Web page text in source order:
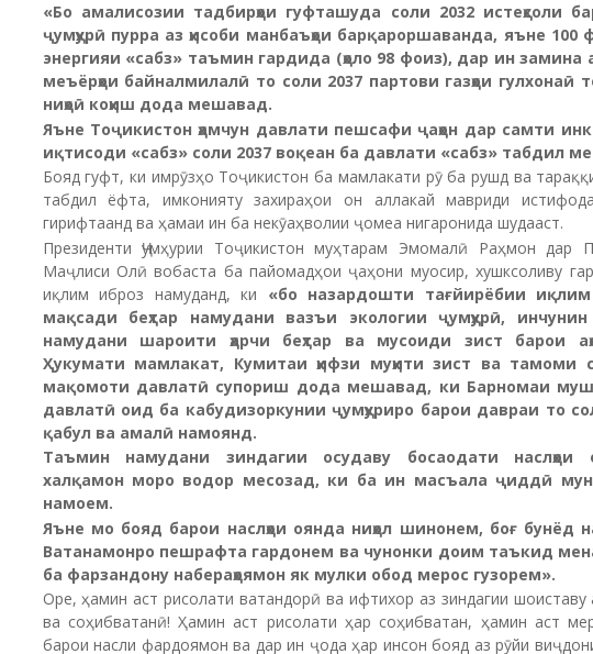
«Бо амалисозии тадбирҳои гуфташуда соли 2032 истеҳсоли
ҷумҳурӣ пурра аз ҳисоби манбаъҳои барқароршаванда, яъне 100
энергияи «сабз» таъмин гардида (ҳоло 98 фоиз), дар ин замина
меъёрҳои байналмилалӣ то соли 2037 партови газҳои гулхонаӣ
ниҳоӣ коҳиш дода мешавад.
Яъне Тоҷикистон ҳамчун давлати пешсафи ҷаҳон дар самти
иқтисоди «сабз» соли 2037 воқеан ба давлати «сабз» табдил
Бояд гуфт, ки имрӯзҳо Тоҷикистон ба мамлакати рӯ ба рушд ва
табдил ёфта, имконияту захираҳои он аллакай мавриди
гирифтаанд ва ҳамаи ин ба некӯаҳволии ҷомеа нигаронида шудааст.
Президенти Ҷумҳурии Тоҷикистон муҳтарам Эмомалӣ Раҳмон дар
Маҷлиси Олӣ вобаста ба пайомадҳои ҷаҳони муосир, хушксоливу
иқлим иброз намуданд, ки «бо назардошти тағйирёбии
мақсади беҳтар намудани вазъи экологии ҷумҳурӣ, инчунин
намудани шароити ҳарчи беҳтар ва мусоиди зист барои
Ҳукумати мамлакат, Кумитаи ҳифзи муҳити зист ва тамоми
мақомоти давлатӣ супориш дода мешавад, ки Барномаи
давлатӣ оид ба кабудизоркунии ҷумҳуриро барои давраи то
қабул ва амалӣ намоянд.
Таъмин намудани зиндагии осудаву босаодати наслҳои
халқамон моро водор месозад, ки ба ин масъала ҷиддӣ
намоем.
Яъне мо бояд барои наслҳои оянда ниҳол шинонем, боғ бунёд
Ватанамонро пешрафта гардонем ва чунонки доим таъкид
ба фарзандону набераҳоямон як мулки обод мерос гузорем».
Оре, ҳамин аст рисолати ватандорӣ ва ифтихор аз зиндагии шоиставу
ва соҳибватанӣ! Ҳамин аст рисолати ҳар соҳибватан, ҳамин аст
барои насли фардоямон ва дар ин ҷода ҳар инсон бояд аз рӯйи